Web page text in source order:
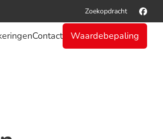
Zoekopdracht
Contact Waardebepaling